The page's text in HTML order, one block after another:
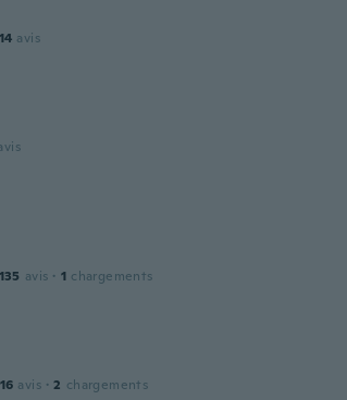
14 avis
135 avis · 1 chargements
16 avis · 2 chargements